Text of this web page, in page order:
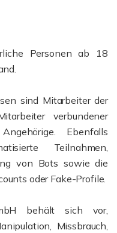
Personen ab 18
sind Mitarbeiter der
verbundener
Ebenfalls
Teilnahmen,
von Bots sowie die
oder Fake-Profile.
behält sich vor,
Missbrauch,